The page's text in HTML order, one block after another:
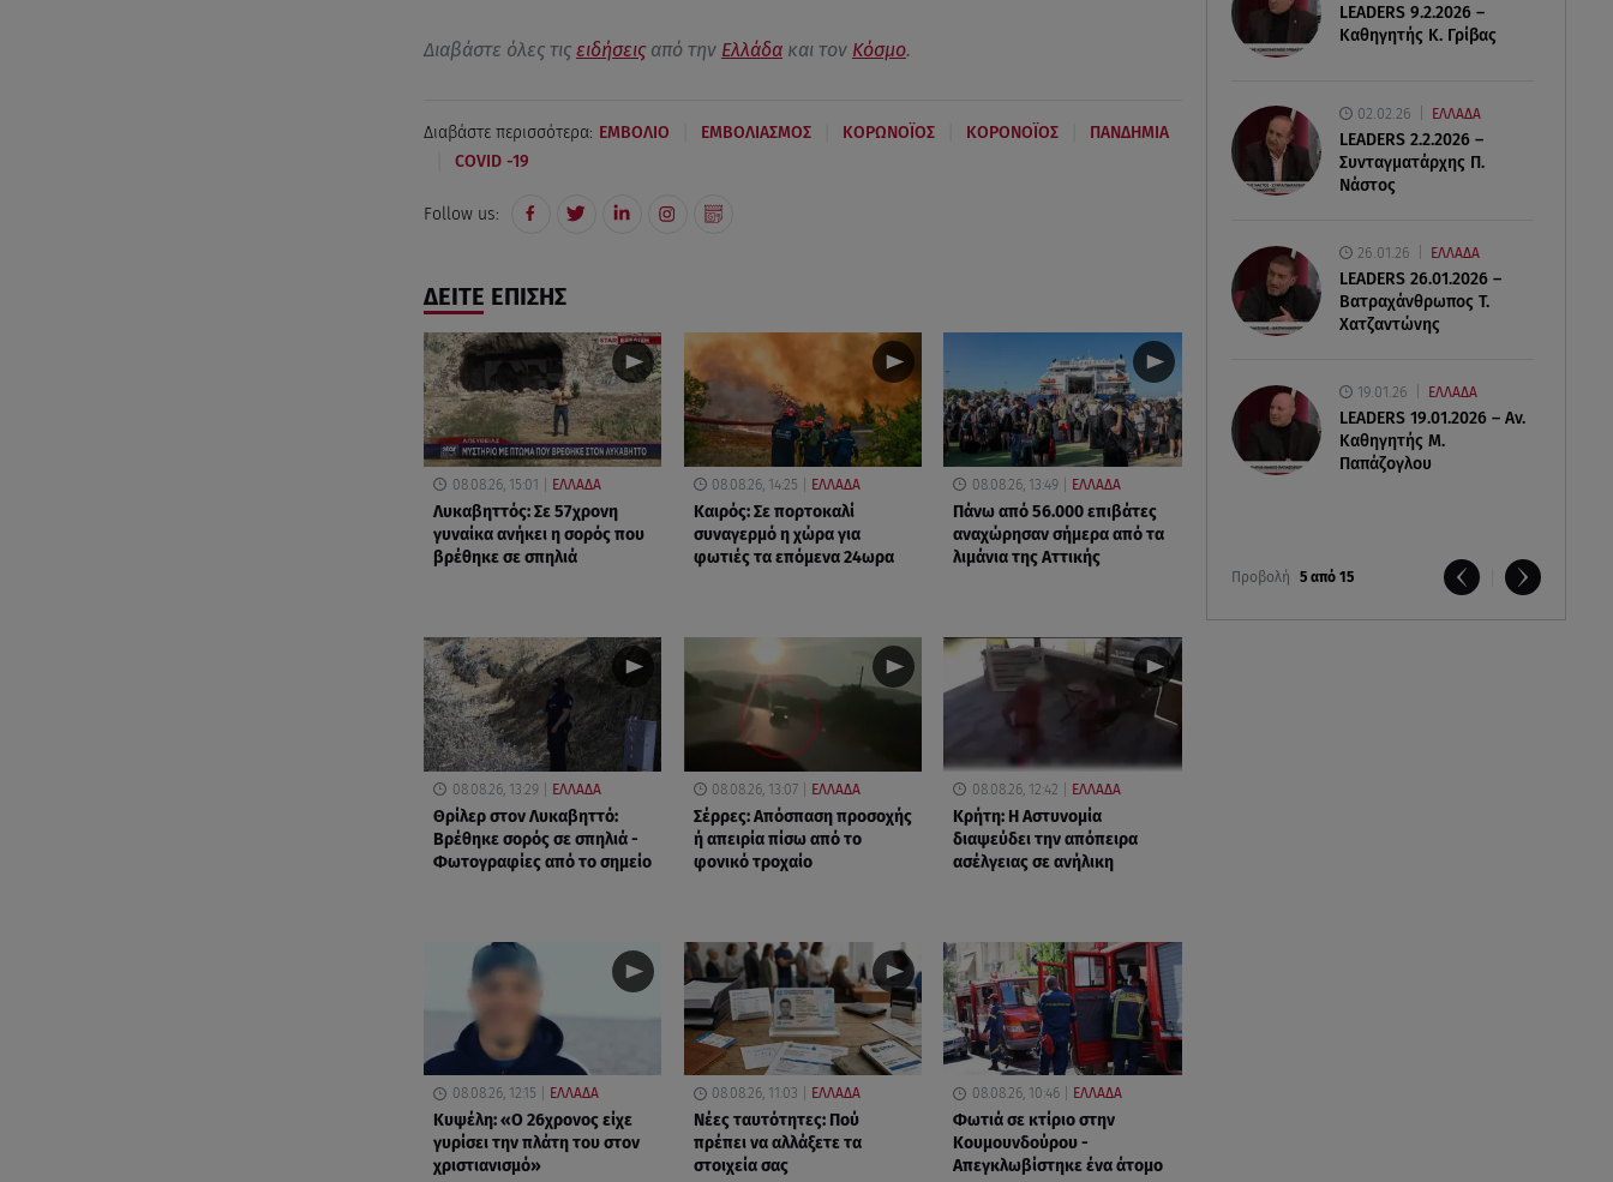
LEADERS 9.2.2026 –
Καθηγητής Κ. Γρίβας
02.02.26 ΕΛΛΑΔΑ
LEADERS 2.2.2026 –
Συνταγματάρχης Π.
Νάστος
26.01.26 ΕΛΛΑΔΑ
LEADERS 26.01.2026 –
Βατραχάνθρωπος Τ.
Χατζαντώνης
19.01.26 ΕΛΛΑΔΑ
LEADERS 19.01.2026 – Αν.
Καθηγητής Μ.
Παπάζογλου
Προβολή 5 από 15
Διαβάστε όλες τις ειδήσειςαπό την Ελλάδακαι τον Κόσμο.
Διαβάστε περισσότερα: ΕΜΒΟΛΙΟ ΕΜΒΟΛΙΑΣΜΟΣ ΚΟΡΩΝΟΪΟΣ ΚΟΡΟΝΟΪΟΣ ΠΑΝΔΗΜΙΑ
COVID -19
Follow us:
ΔΕΙΤΕ ΕΠΙΣΗΣ
08.08.26, 15:01 ΕΛΛΑΔΑ
Λυκαβηττός: Σε 57χρονη
γυναίκα ανήκει η σορός που
βρέθηκε σε σπηλιά
08.08.26, 14:25 ΕΛΛΑΔΑ
Καιρός: Σε πορτοκαλί
συναγερμό η χώρα για
φωτιές τα επόμενα 24ωρα
08.08.26, 13:49 ΕΛΛΑΔΑ
Πάνω από 56.000 επιβάτες
αναχώρησαν σήμερα από τα
λιμάνια της Αττικής
08.08.26, 13:29 ΕΛΛΑΔΑ
Θρίλερ στον Λυκαβηττό:
Βρέθηκε σορός σε σπηλιά -
Φωτογραφίες από το σημείο
08.08.26, 13:07 ΕΛΛΑΔΑ
Σέρρες: Απόσπαση προσοχής
ή απειρία πίσω από το
φονικό τροχαίο
08.08.26, 12:42 ΕΛΛΑΔΑ
Κρήτη: Η Αστυνομία
διαψεύδει την απόπειρα
ασέλγειας σε ανήλικη
08.08.26, 12:15 ΕΛΛΑΔΑ
Κυψέλη: «Ο 26χρονος είχε
γυρίσει την πλάτη του στον
χριστιανισμό»
08.08.26, 11:03 ΕΛΛΑΔΑ
Νέες ταυτότητες: Πού
πρέπει να αλλάξετε τα
στοιχεία σας
08.08.26, 10:46 ΕΛΛΑΔΑ
Φωτιά σε κτίριο στην
Κουμουνδούρου -
Απεγκλωβίστηκε ένα άτομο